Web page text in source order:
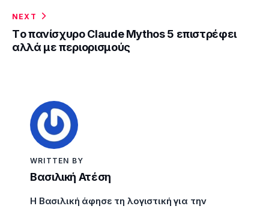
NEXT
Tο πανίσχυρο Claude Mythos 5 επιστρέφει
αλλά με περιορισμούς
WRITTEN BY
Βασιλική Ατέση
Η Βασιλική άφησε τη λογιστική για την